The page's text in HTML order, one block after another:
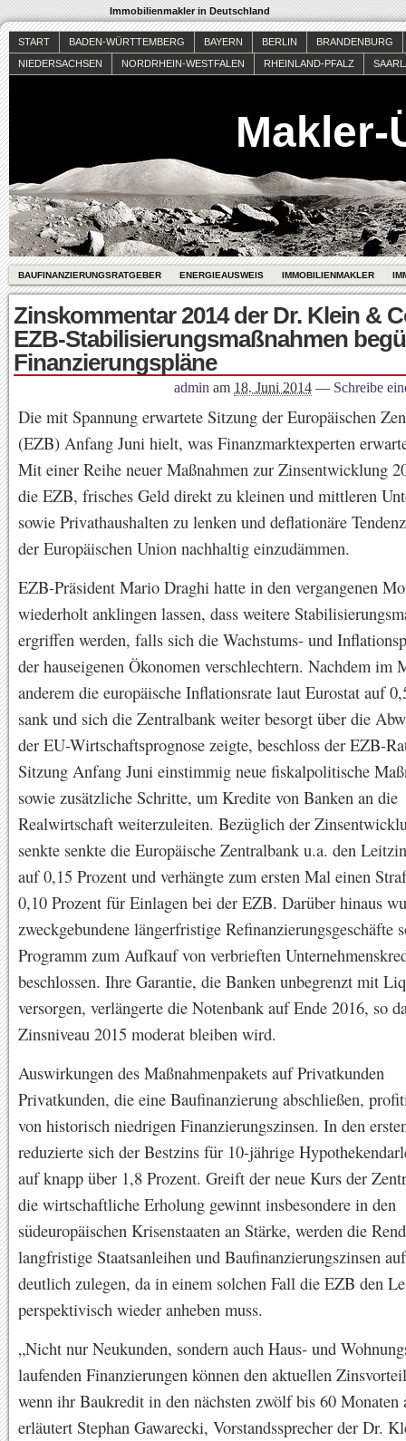
Immobilienmakler in Deutschland
START BADEN-WÜRTTEMBERG BAYERN BERLIN
BRANDENBURG
NIEDERSACHSEN
NORDRHEIN-WESTFALEN RHEINLAND-PFALZ
Makler-
BAUFINANZIERUNGSRATGEBER ENERGIEAUSWEIS IMMOBILIENMAKLER
Zinskommentar 2014 der Dr. Klein &
EZB-Stabilisierungsmaßnahmen
Finanzierungspläne
admin am 18. Juni 2014 — Schreibe
Die mit Spannung erwartete Sitzung der Europäischen
(EZB) Anfang Juni hielt, was Finanzmarktexperten
Mit einer Reihe neuer Maßnahmen zur Zinsentwicklung
die EZB, frisches Geld direkt zu kleinen und mittleren
sowie Privathaushalten zu lenken und deflationäre
der Europäischen Union nachhaltig einzudämmen.
EZB-Präsident Mario Draghi hatte in den vergangenen
wiederholt anklingen lassen, dass weitere
ergriffen werden, falls sich die Wachstums- und
der hauseigenen Ökonomen verschlechtern. Nachdem im
anderem die europäische Inflationsrate laut Eurostat auf
sank und sich die Zentralbank weiter besorgt über die
der EU-Wirtschaftsprognose zeigte, beschloss der EZB-
Sitzung Anfang Juni einstimmig neue fiskalpolitische
sowie zusätzliche Schritte, um Kredite von Banken an die
Realwirtschaft weiterzuleiten. Bezüglich der
senkte senkte die Europäische Zentralbank u.a. den
auf 0,15 Prozent und verhängte zum ersten Mal einen
0,10 Prozent für Einlagen bei der EZB. Darüber hinaus
zweckgebundene längerfristige Refinanzierungsgeschäfte
Programm zum Aufkauf von verbrieften
beschlossen. Ihre Garantie, die Banken unbegrenzt mit
versorgen, verlängerte die Notenbank auf Ende 2016, so
Zinsniveau 2015 moderat bleiben wird.
Auswirkungen des Maßnahmenpakets auf Privatkunden
Privatkunden, die eine Baufinanzierung abschließen,
von historisch niedrigen Finanzierungszinsen. In den
reduzierte sich der Bestzins für 10-jährige
auf knapp über 1,8 Prozent. Greift der neue Kurs der
die wirtschaftliche Erholung gewinnt insbesondere in den
südeuropäischen Krisenstaaten an Stärke, werden die
langfristige Staatsanleihen und Baufinanzierungszinsen
deutlich zulegen, da in einem solchen Fall die EZB den
perspektivisch wieder anheben muss.
„Nicht nur Neukunden, sondern auch Haus- und
laufenden Finanzierungen können den aktuellen
wenn ihr Baukredit in den nächsten zwölf bis 60 Monaten
erläutert Stephan Gawarecki, Vorstandssprecher der Dr.